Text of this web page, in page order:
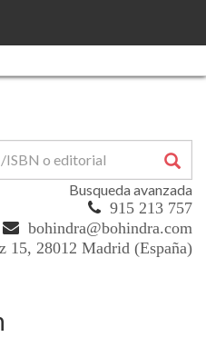
para mejorar nuestros
Busqueda avanzada
915 213 757
bohindra@bohindra.com
15, 28012 Madrid (España)